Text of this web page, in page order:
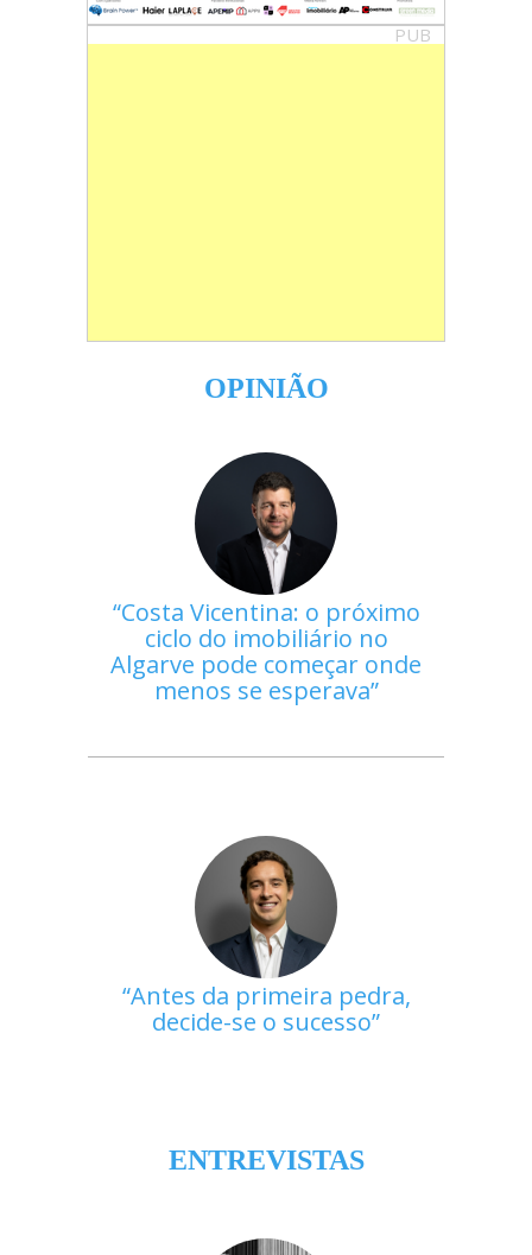
PUB
OPINIÃO
Costa Vicentina: o próximo
ciclo do imobiliário no
Algarve pode começar onde
menos se esperava
Antes da primeira pedra,
decide-se o sucesso
ENTREVISTAS